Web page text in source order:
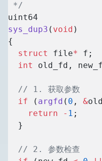
*/
uint64
sys_dup3 ( void )
{
  struct
file*
f;
  int
old_fd,
  // 1. 获取参数
  if
( argfd ( 0 , &
    return
- 1 ;
  }
  // 2. 参数检查